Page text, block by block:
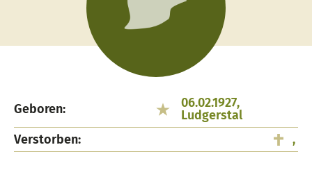
Geboren:
06.02.1927,
Ludgerstal
Verstorben:
,